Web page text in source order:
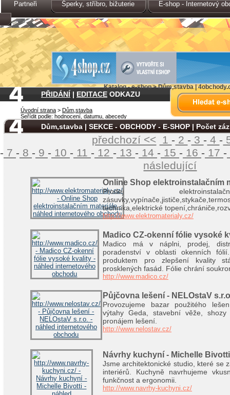
Partneři Šperky, stříbro, bižuterie E-shop - Internetový
Katalog - e-shop > Dům,stavba |
PŘIDÁNÍ | EDITACE ODKAZU
Úvodní strana > Dům,stavba
Seřídit podle: hodnocení datumu abecedy
Dům,stavba | SEKCE - OBCHODY - E-SHOP | Počet
předchozí << 1 - 2 - 3 - 4 -
- 7 - 8 - 9 - 10 - 11 - 12 - 13 - 14 - 15 - 16 - 17 -
následující
Online Shop elektroinstalačním
Prodej
technika,elektrické
http://www.elektromaterialy.cz/
Madico CZ-okenní fólie vysoké
Madico má v náplni, prodej,
poradenství v oblasti okenních
produktem pro zlepšení kvality
prosklených fasád. Fólie chrání
http://www.madico.cz/
Půjčovna lešení - NELOstaV
Provozujeme bazar použitého
výtahy Geda, stavební věže,
pronájem lešení.
http://www.nelostav.cz/
Návrhy kuchyní - Michelle Bivotti
Jsme architektonické studio, které se
interiérů. Kuchyně navrhujeme
funkčnost a ergonomii.
http://www.navrhy-kuchyni.cz/